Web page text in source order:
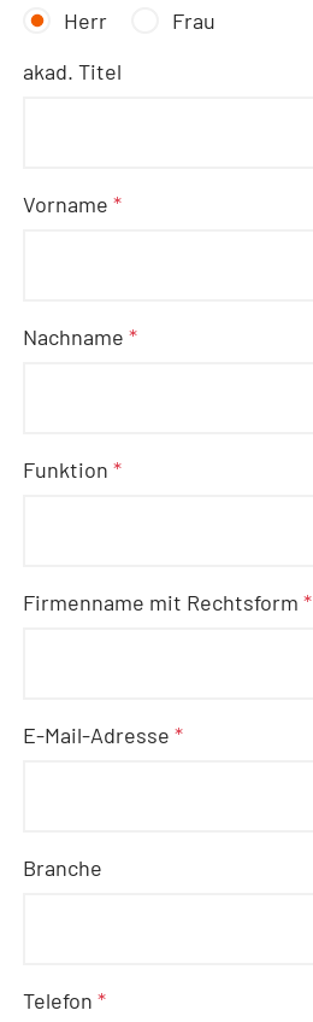
Herr
Frau
akad. Titel
Vorname*
Nachname*
Funktion*
Firmenname mit Rechtsform*
E-Mail-Adresse*
Branche
Telefon*